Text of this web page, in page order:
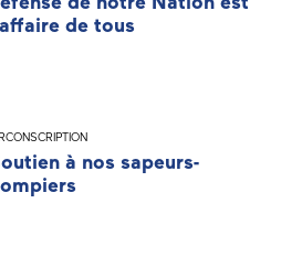
de tous
à nos sapeurs-